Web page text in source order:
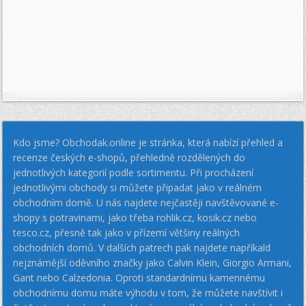
Kdo jsme? Obchodak.online je stránka, která nabízí přehled a
recenze českých e-shopů, přehledně rozdělených do
jednotlivých kategorií podle sortimentu. Při procházení
jednotlivými obchody si můžete připadat jako v reálném
obchodním domě. U nás najdete nejčastěji navštěvované e-
shopy s potravinami, jako třeba rohlik.cz, kosik.cz nebo
tesco.cz, přesně tak jako v přízemí většiny reálných
obchodních domů. V dalších patrech pak najdete napříkald
nejznámější oděvního značky jako Calvin Klein, Giorgio Armani,
Gant nebo Calzedonia. Oproti standardnímu kamennému
obchodnímu domu máte výhodu v tom, že můžete navštívit i